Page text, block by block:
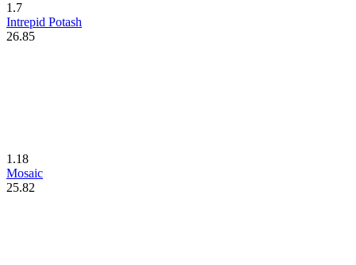
1.7
Intrepid Potash
26.85
1.18
Mosaic
25.82